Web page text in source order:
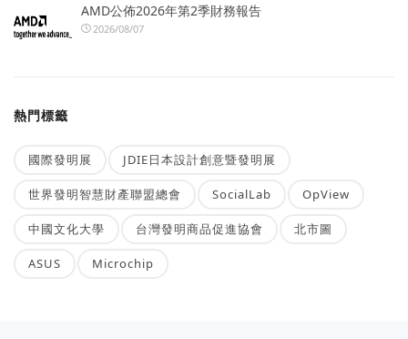
AMD公佈2026年第2季財務報告
2026/08/07
熱門標籤
國際發明展 JDIE日本設計創意暨發明展
世界發明智慧財產聯盟總會 SocialLab OpView
中國文化大學 台灣發明商品促進協會 北市圖
ASUS Microchip